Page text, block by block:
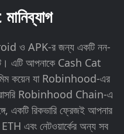
ও APK-র জন্য একটি নন-
এটি আপনাকে Cash Cat
কয়েন যা Robinhood-এর
সরাসরি Robinhood Chain-এ
রিকভারি ফ্রেজই আপনার
এবং নেটওয়ার্কের অন্য সব